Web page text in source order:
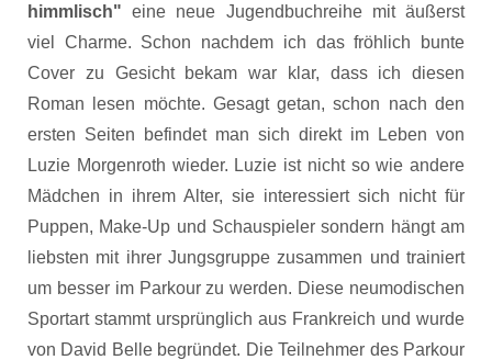
himmlisch" eine neue Jugendbuchreihe mit äußerst
viel Charme. Schon nachdem ich das fröhlich bunte
Cover zu Gesicht bekam war klar, dass ich diesen
Roman lesen möchte. Gesagt getan, schon nach den
ersten Seiten befindet man sich direkt im Leben von
Luzie Morgenroth wieder. Luzie ist nicht so wie andere
Mädchen in ihrem Alter, sie interessiert sich nicht für
Puppen, Make-Up und Schauspieler sondern hängt am
liebsten mit ihrer Jungsgruppe zusammen und trainiert
um besser im Parkour zu werden. Diese neumodischen
Sportart stammt ursprünglich aus Frankreich und wurde
von David Belle begründet. Die Teilnehmer des Parkour